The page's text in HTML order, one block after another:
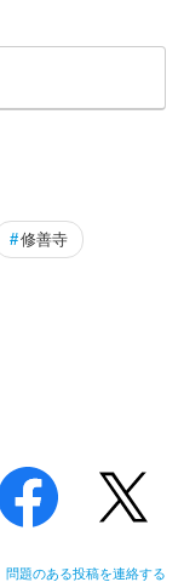
#修善寺
問題のある投稿を連絡する